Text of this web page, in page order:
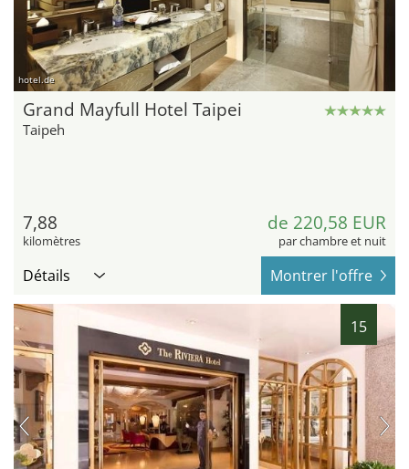
hotel.de
Grand Mayfull Hotel Taipei
Taipeh
7,88
kilomètres
de 220,58 EUR
par chambre et nuit
Détails Montrer l'offre
15